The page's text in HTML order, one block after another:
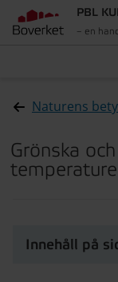
PBL
– en
Naturens
Grönska
Innehåll på